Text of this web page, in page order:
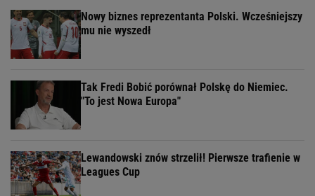
Nowy biznes reprezentanta Polski. Wcześniejszy
mu nie wyszedł
Tak Fredi Bobić porównał Polskę do Niemiec.
"To jest Nowa Europa"
Lewandowski znów strzelił! Pierwsze trafienie w
Leagues Cup